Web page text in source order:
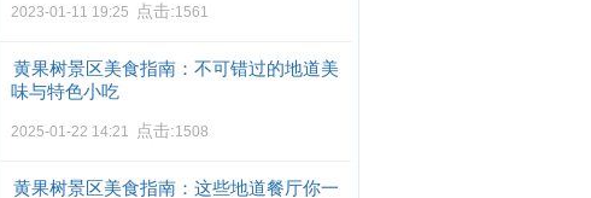
2023-01-11 19:25 点击:1561
黄果树景区美食指南：不可错过的地道美
味与特色小吃
2025-01-22 14:21 点击:1508
黄果树景区美食指南：这些地道餐厅你一